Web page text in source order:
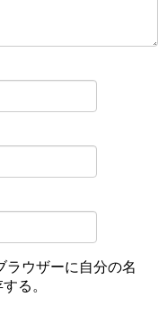
ラウザーに自分の名
る。